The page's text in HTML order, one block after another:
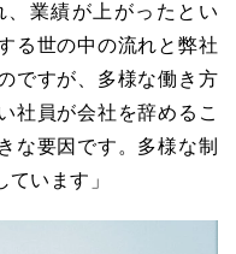
業績が上がったとい
る世の中の流れと弊社
ですが、多様な働き方
社員が会社を辞めるこ
な要因です。多様な制
います」